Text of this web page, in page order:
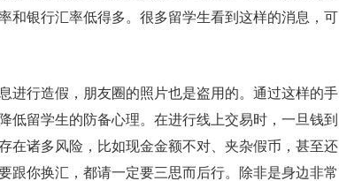
和银行汇率低得多。很多留学生看到这样的消息，可
进行造假，朋友圈的照片也是盗用的。通过这样的手
留学生的防备心理。在进行线上交易时，一旦钱到
在诸多风险，比如现金金额不对、夹杂假币，甚至还
跟你换汇，都请一定要三思而后行。除非是身边非常